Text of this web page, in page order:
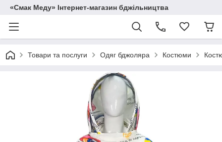
«Смак Меду» Інтернет-магазин бджільництва
Товари та послуги Одяг бджоляра Костюми